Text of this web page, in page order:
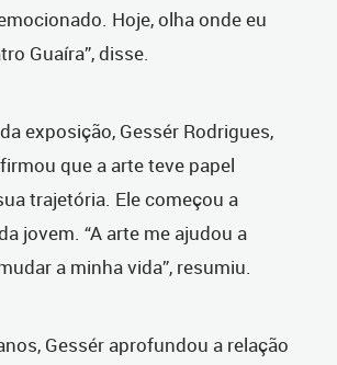
Hoje, olha onde eu
Guaíra”, disse.
exposição, Gessér Rodrigues,
que a arte teve papel
trajetória. Ele começou a
jovem. “A arte me ajudou a
a minha vida”, resumiu.
Gessér aprofundou a relação